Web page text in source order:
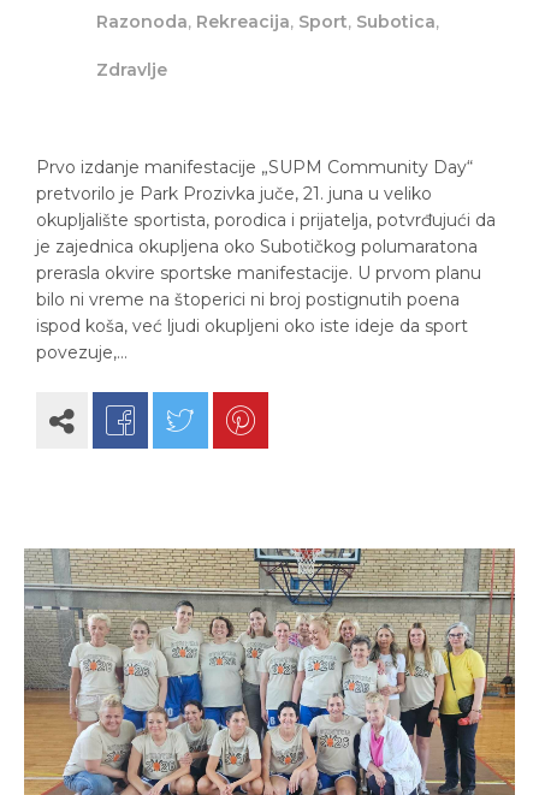
Razonoda, Rekreacija, Sport, Subotica,
Zdravlje
Prvo izdanje manifestacije „SUPM Community Day“
pretvorilo je Park Prozivka juče, 21. juna u veliko
okupljalište sportista, porodica i prijatelja, potvrđujući da
je zajednica okupljena oko Subotičkog polumaratona
prerasla okvire sportske manifestacije. U prvom planu
bilo ni vreme na štoperici ni broj postignutih poena
ispod koša, već ljudi okupljeni oko iste ideje da sport
povezuje,…